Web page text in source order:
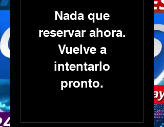
Nada que
reservar ahora.
Vuelve a
intentarlo
pronto.